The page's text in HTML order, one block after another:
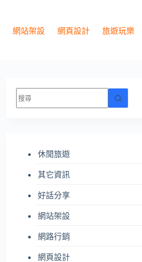
網站架設 網頁設計 旅遊玩樂
找
不
休閒旅遊
其它資訊
好話分享
網站架設
網路行銷
網頁設計